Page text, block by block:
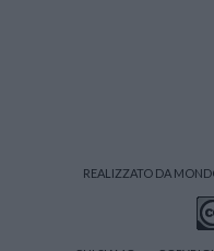
REALIZZATO DA